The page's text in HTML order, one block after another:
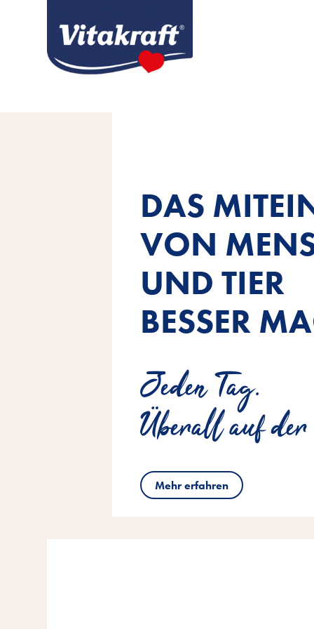
DAS
VON
UND TIER
BESSER
Jeden Tag.
Überall auf
Mehr erfahren